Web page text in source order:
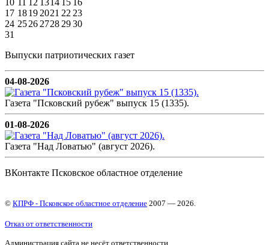
10 11 12 1314 15 16
17 18192021 2223
24 252627282930
31
Выпуски патриотических газет
04-08-2026
Газета "Псковский рубеж" выпуск 15 (1335).
01-08-2026
Газета "Над Ловатью" (август 2026).
ВКонтакте Псковское областное отделение
© КПРФ - Псковское областное отделение 2007 — 2026.
Отказ от ответственности
Администрация сайта не несёт ответственности